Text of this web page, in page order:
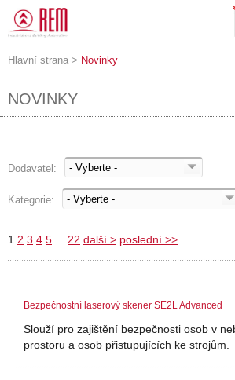
Hlavní strana > Novinky
NOVINKY
Dodavatel:
Kategorie:
1 2 3 4 5 22 další > poslední >>
Bezpečnostní laserový skener SE2L Advanced
Slouží pro zajištění bezpečnosti osob v
prostoru a osob přistupujících ke strojům.